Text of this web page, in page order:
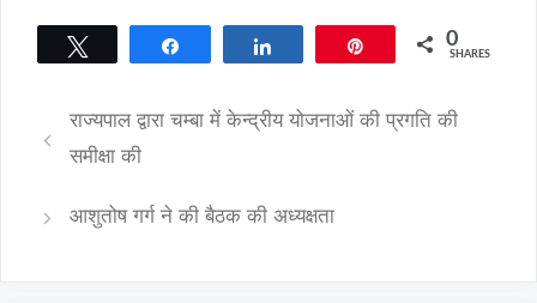
0
SHARES
राज्यपाल द्वारा चम्बा में केन्द्रीय योजनाओं की प्रगति की
समीक्षा की
आशुतोष गर्ग ने की बैठक की अध्यक्षता